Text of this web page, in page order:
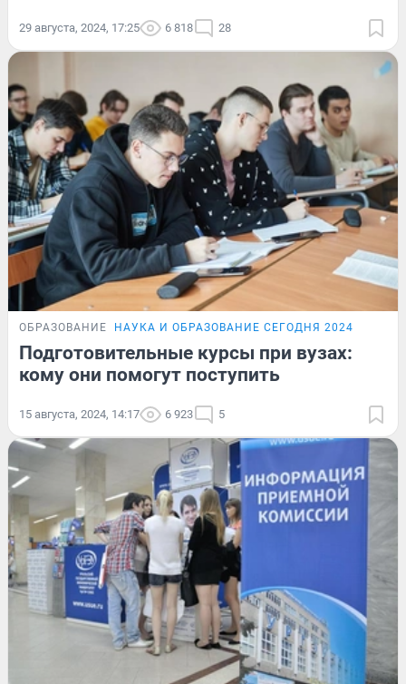
29 августа, 2024, 17:25 6 818 28
ОБРАЗОВАНИЕ НАУКА И ОБРАЗОВАНИЕ СЕГОДНЯ 2024
Подготовительные курсы при вузах:
кому они помогут поступить
15 августа, 2024, 14:17 6 923 5